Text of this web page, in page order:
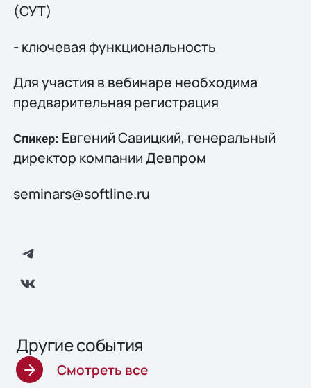
(СУТ)
- ключевая функциональность
Для участия в вебинаре необходима
предварительная регистрация
Спикер: Евгений Савицкий, генеральный
директор компании Девпром
seminars@softline.ru
Другие события
Смотреть все